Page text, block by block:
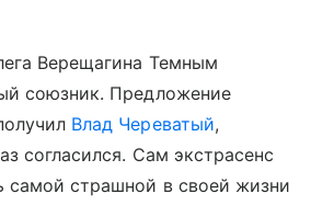
Верещагина Темным
союзник. Предложение
Влад Череватый,
согласился. Сам экстрасенс
самой страшной в своей жизни